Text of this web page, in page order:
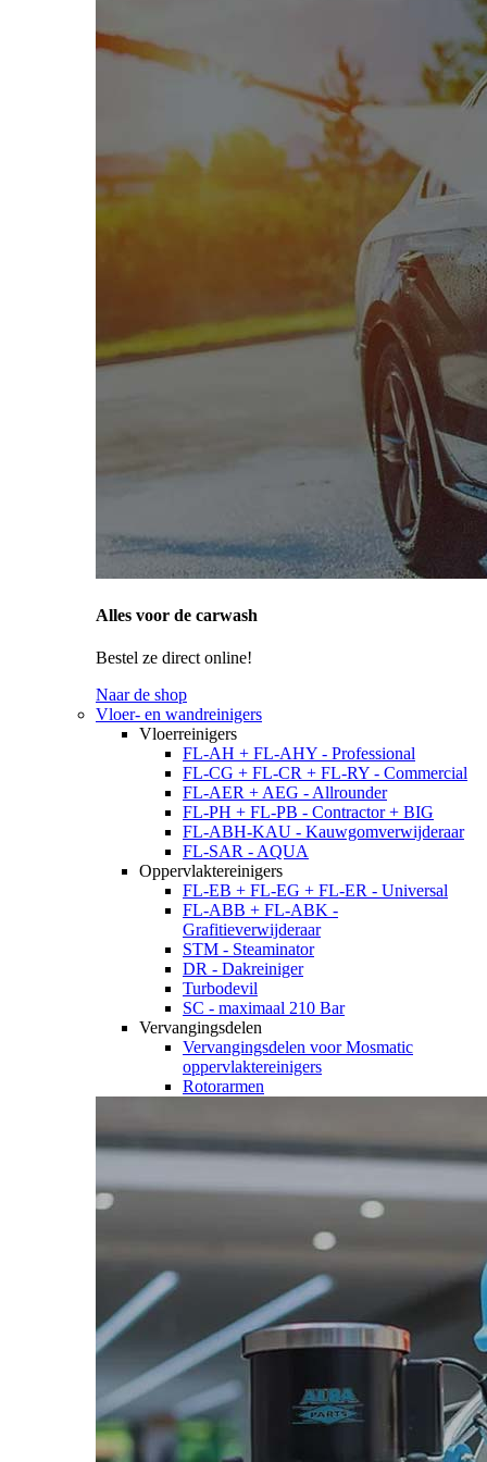
Alles voor de carwash
Bestel ze direct online!
Naar de shop
Vloer- en wandreinigers
Vloerreinigers
FL-AH + FL-AHY - Professional
FL-CG + FL-CR + FL-RY - Commercial
FL-AER + AEG - Allrounder
FL-PH + FL-PB - Contractor + BIG
FL-ABH-KAU - Kauwgomverwijderaar
FL-SAR - AQUA
Oppervlaktereinigers
FL-EB + FL-EG + FL-ER - Universal
FL-ABB + FL-ABK -
Grafitieverwijderaar
STM - Steaminator
DR - Dakreiniger
Turbodevil
SC - maximaal 210 Bar
Vervangingsdelen
Vervangingsdelen voor Mosmatic
oppervlaktereinigers
Rotorarmen